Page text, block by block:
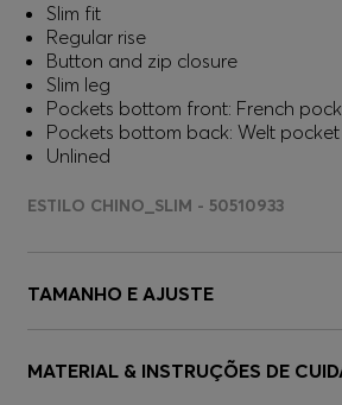
Slim fit
Regular rise
Button and zip closure
Slim leg
Pockets bottom front: French
Pockets bottom back: Welt pocket
Unlined
ESTILO CHINO_SLIM - 50510933
TAMANHO E AJUSTE
MATERIAL & INSTRUÇÕES DE